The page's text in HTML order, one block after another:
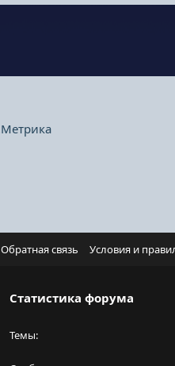
Обратная связь Условия и
Статистика форума
Темы